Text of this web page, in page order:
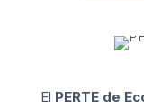
El PERTE de